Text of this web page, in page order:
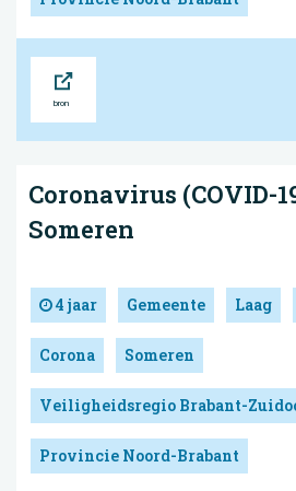
Coronavirus (COVID-
Someren
4 jaar Gemeente Laag
Corona Someren
Veiligheidsregio Brabant-
Provincie Noord-Brabant